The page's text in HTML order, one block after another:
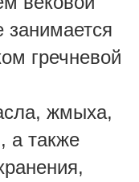
занимается
гречневой
жмыха,
а также